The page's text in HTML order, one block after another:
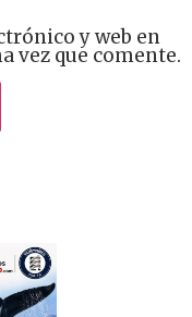
y web en
vez que comente.